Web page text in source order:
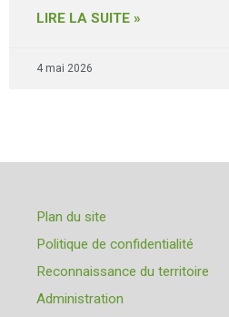
LIRE LA SUITE »
4 mai 2026
Plan du site
Politique de confidentialité
Reconnaissance du territoire
Administration